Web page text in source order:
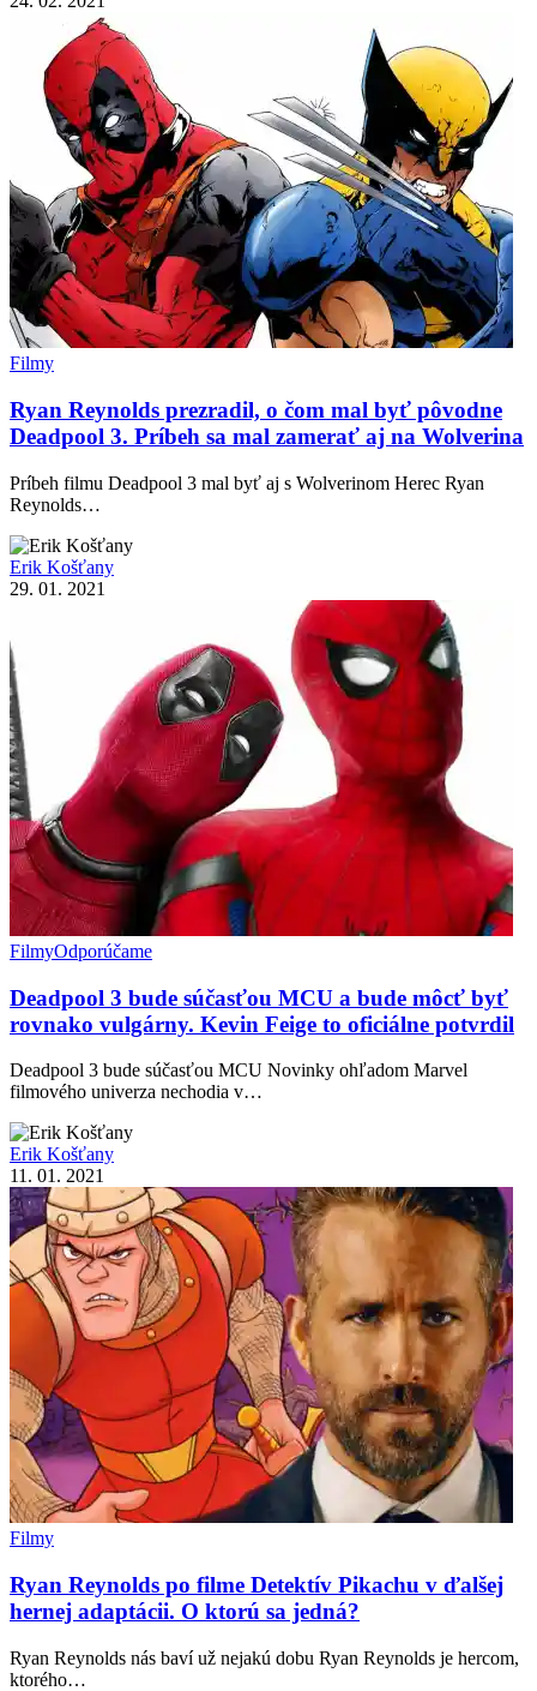
Filmy
Ryan Reynolds prezradil, o čom mal byť pôvodne
Deadpool 3. Príbeh sa mal zamerať aj na Wolverina
Príbeh filmu Deadpool 3 mal byť aj s Wolverinom Herec Ryan
Reynolds…
Erik Košťany
29. 01. 2021
FilmyOdporúčame
Deadpool 3 bude súčasťou MCU a bude môcť byť
rovnako vulgárny. Kevin Feige to oficiálne potvrdil
Deadpool 3 bude súčasťou MCU Novinky ohľadom Marvel
filmového univerza nechodia v…
Erik Košťany
11. 01. 2021
Filmy
Ryan Reynolds po filme Detektív Pikachu v ďalšej
hernej adaptácii. O ktorú sa jedná?
Ryan Reynolds nás baví už nejakú dobu Ryan Reynolds je hercom,
ktorého…